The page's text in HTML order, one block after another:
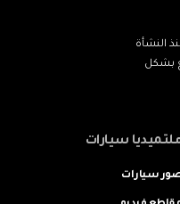
النشأة
بشكل
سيارات
سيارات